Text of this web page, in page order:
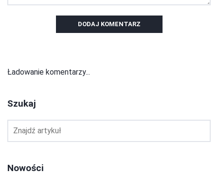
DODAJ KOMENTARZ
Ładowanie komentarzy...
Szukaj
Nowości